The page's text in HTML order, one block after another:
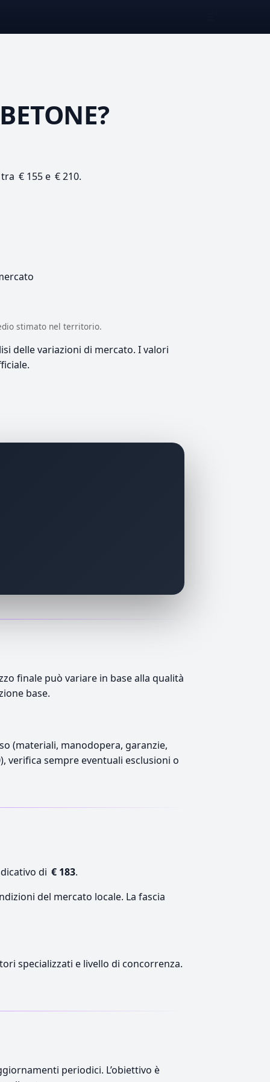
€ 155 e € 210.
stimato nel territorio.
delle variazioni di mercato. I valori
finale può variare in base alla qualità
base.
(materiali, manodopera, garanzie,
verifica sempre eventuali esclusioni o
di € 183.
del mercato locale. La fascia
specializzati e livello di concorrenza.
periodici. L’obiettivo è